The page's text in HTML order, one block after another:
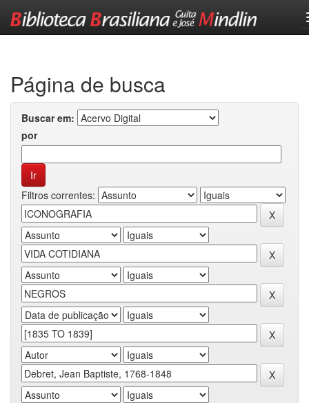
Página de busca
Buscar em:
por
Filtros correntes: